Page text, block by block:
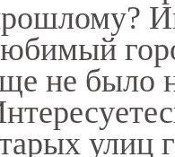
не было
улиц